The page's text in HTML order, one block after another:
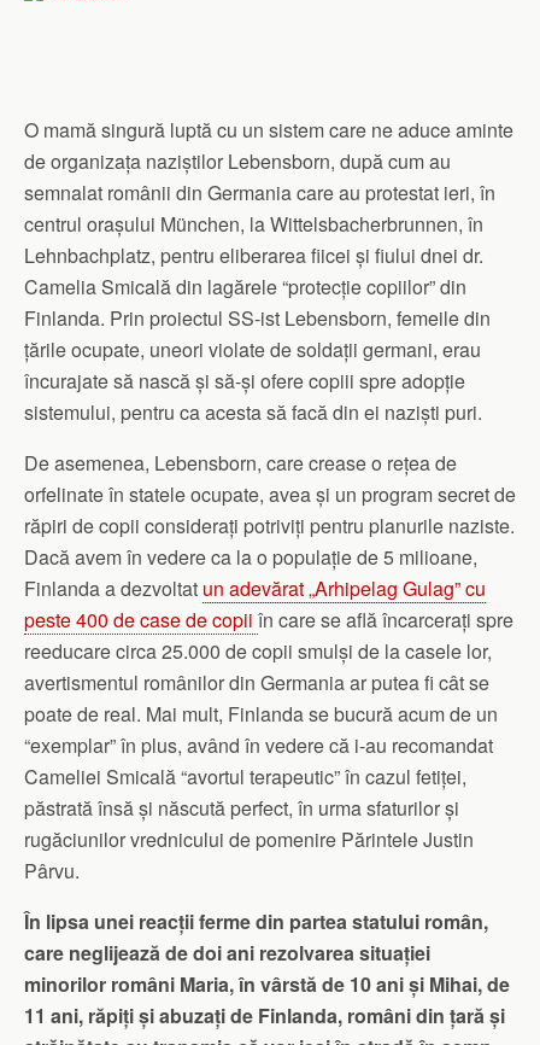
O mamă singură luptă cu un sistem care ne aduce aminte
de organizața naziștilor Lebensborn, după cum au
semnalat românii din Germania care au protestat ieri, în
centrul orașului München, la Wittelsbacherbrunnen, în
Lehnbachplatz, pentru eliberarea fiicei și fiului dnei dr.
Camelia Smicală din lagărele “protecție copiilor” din
Finlanda. Prin proiectul SS-ist Lebensborn, femeile din
țările ocupate, uneori violate de soldații germani, erau
încurajate să nască și să-și ofere copiii spre adopție
sistemului, pentru ca acesta să facă din ei naziști puri.
De asemenea, Lebensborn, care crease o rețea de
orfelinate în statele ocupate, avea și un program secret de
răpiri de copii considerați potriviți pentru planurile naziste.
Dacă avem în vedere ca la o populație de 5 milioane,
Finlanda a dezvoltat un adevărat „Arhipelag Gulag” cu
peste 400 de case de copii în care se află încarcerați spre
reeducare circa 25.000 de copii smulși de la casele lor,
avertismentul românilor din Germania ar putea fi cât se
poate de real. Mai mult, Finlanda se bucură acum de un
“exemplar” în plus, având în vedere că i-au recomandat
Cameliei Smicală “avortul terapeutic” în cazul fetiței,
păstrată însă și născută perfect, în urma sfaturilor și
rugăciunilor vrednicului de pomenire Părintele Justin
Pârvu.
În lipsa unei reacții ferme din partea statului român,
care neglijează de doi ani rezolvarea situației
minorilor români Maria, în vârstă de 10 ani și Mihai, de
11 ani, răpiți și abuzați de Finlanda, români din țară și